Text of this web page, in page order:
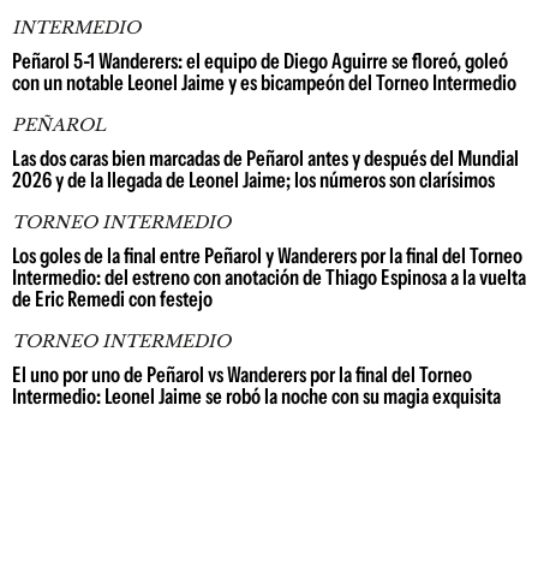
INTERMEDIO
Peñarol 5-1 Wanderers: el equipo de Diego Aguirre se floreó, goleó
con un notable Leonel Jaime y es bicampeón del Torneo Intermedio
PEÑAROL
Las dos caras bien marcadas de Peñarol antes y después del Mundial
2026 y de la llegada de Leonel Jaime; los números son clarísimos
TORNEO INTERMEDIO
Los goles de la final entre Peñarol y Wanderers por la final del Torneo
Intermedio: del estreno con anotación de Thiago Espinosa a la vuelta
de Eric Remedi con festejo
TORNEO INTERMEDIO
El uno por uno de Peñarol vs Wanderers por la final del Torneo
Intermedio: Leonel Jaime se robó la noche con su magia exquisita